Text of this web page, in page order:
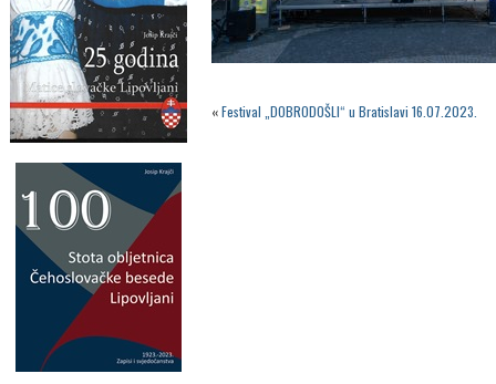
«Festival „DOBRODOŠLI“ u Bratislavi 16.07.2023.